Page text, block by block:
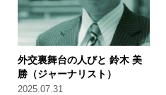
外交裏舞台の人びと 鈴木 美
勝（ジャーナリスト）
2025.07.31